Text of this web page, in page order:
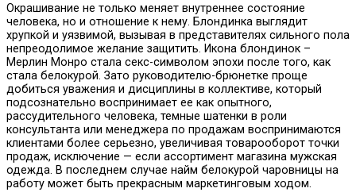
Окрашивание не только меняет внутреннее состояние
человека, но и отношение к нему. Блондинка выглядит
хрупкой и уязвимой, вызывая в представителях сильного пола
непреодолимое желание защитить. Икона блондинок –
Мерлин Монро стала секс-символом эпохи после того, как
стала белокурой. Зато руководителю-брюнетке проще
добиться уважения и дисциплины в коллективе, который
подсознательно воспринимает ее как опытного,
рассудительного человека, темные шатенки в роли
консультанта или менеджера по продажам воспринимаются
клиентами более серьезно, увеличивая товарооборот точки
продаж, исключение — если ассортимент магазина мужская
одежда. В последнем случае найм белокурой чаровницы на
работу может быть прекрасным маркетинговым ходом.